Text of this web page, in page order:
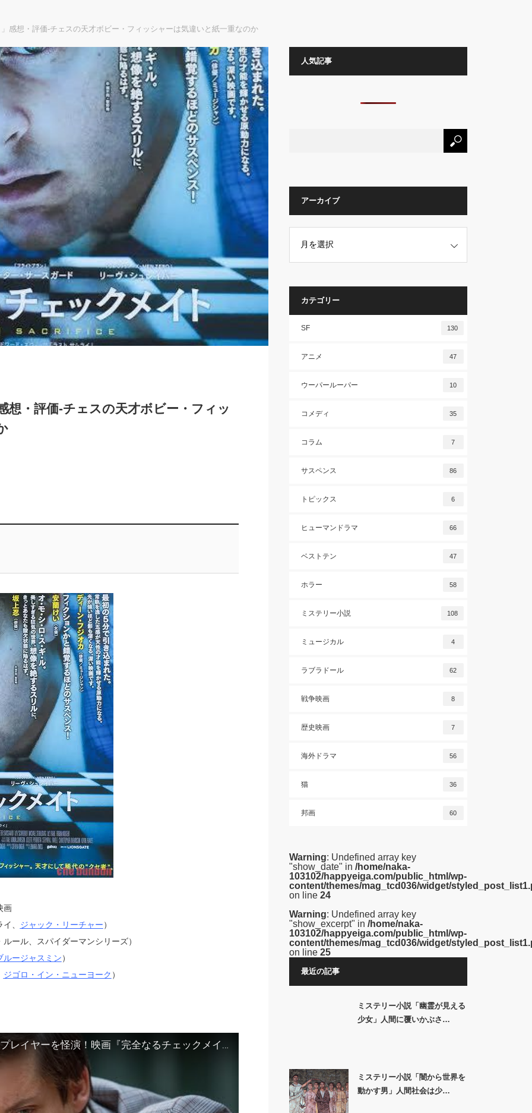
感想・評価‐チェスの天才ボビー・フィッシャーは気違いと紙一重なのか
・評価‐チェスの天才ボビー・フィッ
画
、 ジャック・リーチャー）
ール、スパイダーマンシリーズ）
ルージャスミン）
ジゴロ・イン・ニューヨーク ）
トビー・マグワイアが実在のチェスプレイヤーを怪演！映画『完全なるチェックメイト』予告編
人気記事
アーカイブ
カテゴリー
SF 130
アニメ 47
ウーパールーパー 10
コメディ 35
コラム 7
サスペンス 86
トピックス 6
ヒューマンドラマ 66
ベストテン 47
ホラー 58
ミステリー小説 108
ミュージカル 4
ラブラドール 62
戦争映画 8
歴史映画 7
海外ドラマ 56
猫 36
邦画 60
Warning: Undefined array key
"show_date" in /home/naka-
103102/happyeiga.com/public_html/wp-
content/themes/mag_tcd036/widget/
on line 24
Warning: Undefined array key
"show_excerpt" in /home/naka-
103102/happyeiga.com/public_html/wp-
content/themes/mag_tcd036/widget/
on line 25
最近の記事
ミステリー小説「幽霊が見える
少女」人間に覆いかぶさ…
ミステリー小説「闇から世界を
動かす男」人間社会は少…